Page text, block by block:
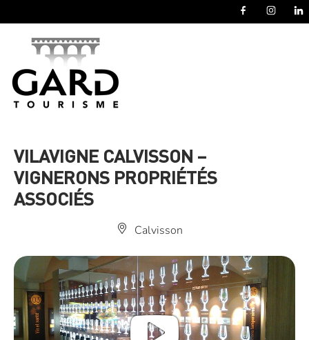
VILAVIGNE CALVISSON –
VIGNERONS PROPRIÉTÉS
ASSOCIÉS
Calvisson